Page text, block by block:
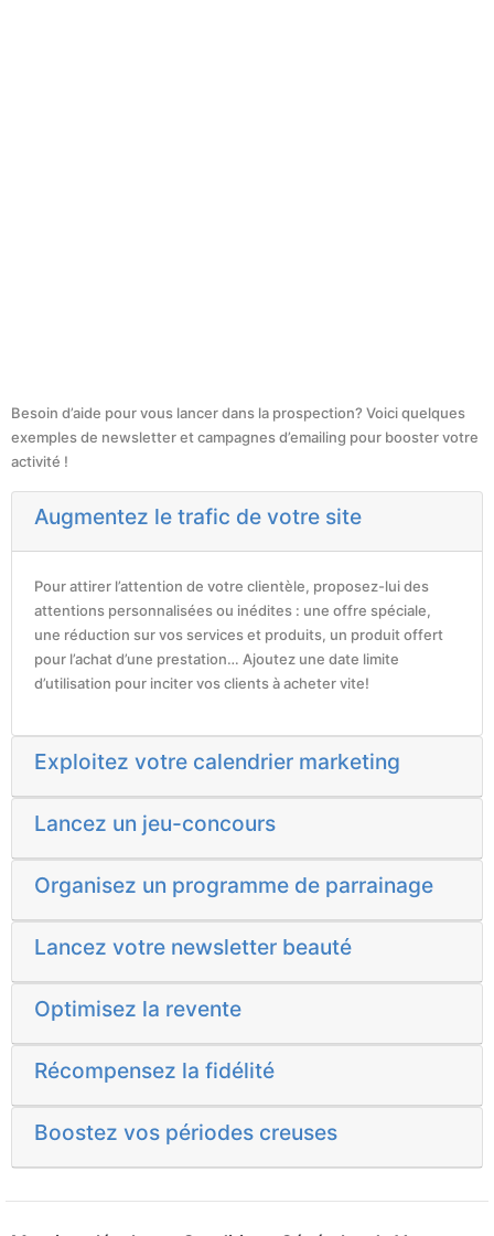
Besoin d’aide pour vous lancer dans la prospection? Voici quelques
exemples de newsletter et campagnes d’emailing pour booster votre
activité !
Augmentez le trafic de votre site
Pour attirer l’attention de votre clientèle, proposez-lui des
attentions personnalisées ou inédites : une offre spéciale,
une réduction sur vos services et produits, un produit offert
pour l’achat d’une prestation… Ajoutez une date limite
d’utilisation pour inciter vos clients à acheter vite!
Exploitez votre calendrier marketing
Lancez un jeu-concours
Organisez un programme de parrainage
Lancez votre newsletter beauté
Optimisez la revente
Récompensez la fidélité
Boostez vos périodes creuses